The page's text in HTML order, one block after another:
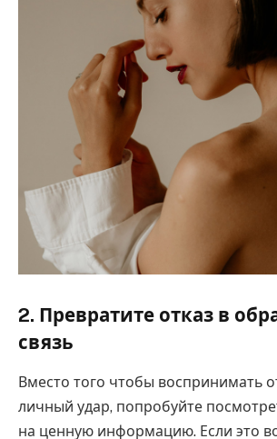
2. Превратите отказ в
связь
Вместо того чтобы воспринимать
личный удар, попробуйте
на ценную информацию. Если это